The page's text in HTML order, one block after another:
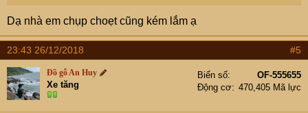
Dạ nhà em chụp choẹt cũng kém lắm ạ
23:43 26/12/2018 #5
Đồ gỗ An Huy
Xe tăng
Biển số
OF-555655
Động cơ
470,405 Mã lực